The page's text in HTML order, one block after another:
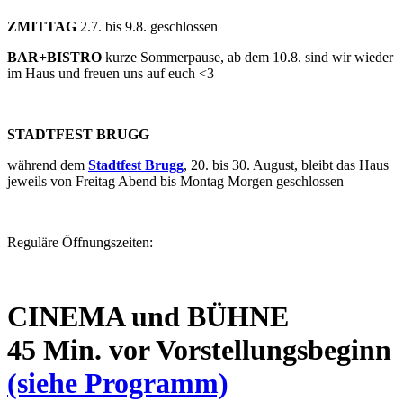
ZMITTAG 2.7. bis 9.8. geschlossen
BAR+BISTRO kurze Sommerpause, ab dem 10.8. sind wir wieder
im Haus und freuen uns auf euch <3
STADTFEST BRUGG
während dem Stadtfest Brugg, 20. bis 30. August, bleibt das Haus
jeweils von Freitag Abend bis Montag Morgen geschlossen
Reguläre Öffnungszeiten:
CINEMA und BÜHNE
45 Min. vor Vorstellungsbeginn
(siehe Programm)